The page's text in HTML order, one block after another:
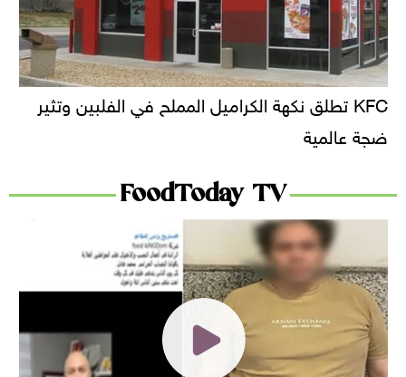
KFC تطلق نكهة الكراميل المملح في الفلبين وتثير
ضجة عالمية
FoodToday TV